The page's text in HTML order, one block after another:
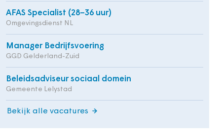
AFAS Specialist (28–36 uur)
Omgevingsdienst NL
Manager Bedrijfsvoering
GGD Gelderland-Zuid
Beleidsadviseur sociaal domein
Gemeente Lelystad
Bekijk alle vacatures